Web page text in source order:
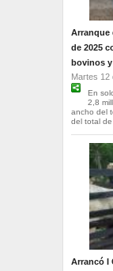
Arranque
de 2025
bovinos
Martes 12
En
2,8
ancho del
del total
Arrancó I